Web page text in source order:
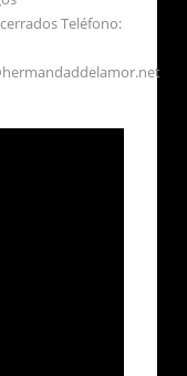
Teléfono: